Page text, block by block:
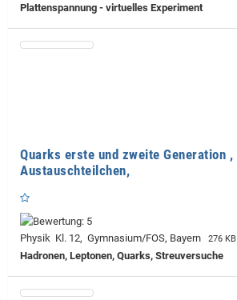
Plattenspannung - virtuelles Experiment
Quarks erste und zweite Generation ,
Austauschteilchen,
Physik Kl. 12, Gymnasium/FOS, Bayern 276 KB
Hadronen, Leptonen, Quarks, Streuversuche